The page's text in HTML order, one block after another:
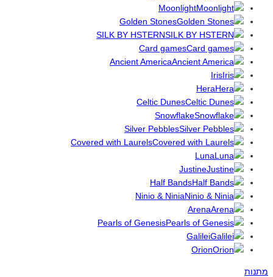
Moonlight
Golden Stones
SILK BY HSTERN
Card games
Ancient America
Iris
Hera
Celtic Dunes
Snowflake
Silver Pebbles
Covered with Laurels
Luna
Justine
Half Bands
Ninio & Ninia
Arena
Pearls of Genesis
Galilei
Orion
מתנות